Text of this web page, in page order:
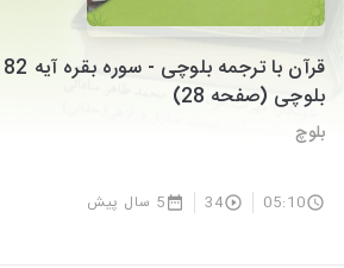
بلوچی (صفحه 28)
بلوچ
05:10
34 5 سال پیش